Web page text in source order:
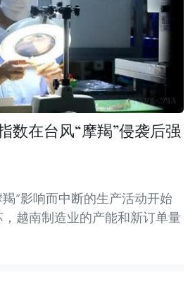
数在台风“摩羯”侵袭后强
”影响而中断的生产活动开始
，越南制造业的产能和新订单量